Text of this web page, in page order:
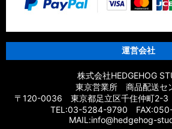
運営会社
株式会社HEDGEHOG
東京営業所 商品配送セ
〒120-0036 東京都足立区千住仲町2-3
TEL:03-5284-9790
MAIL:info@hedgehog-